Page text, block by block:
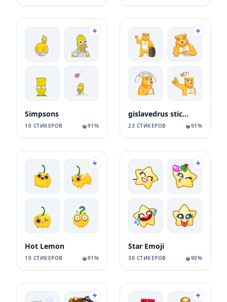
Simpsons
10 СТИКЕРОВ 91%
gislavedrus stickers
23 СТИКЕРОВ 91%
Hot Lemon
10 СТИКЕРОВ 91%
Star Emoji
30 СТИКЕРОВ 90%